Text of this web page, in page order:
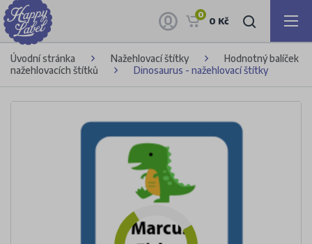
0
0 Kč
Úvodní stránka Nažehlovací štítky
Hodnotný balíček
nažehlovacích štítků
Dinosaurus - nažehlovací štítky